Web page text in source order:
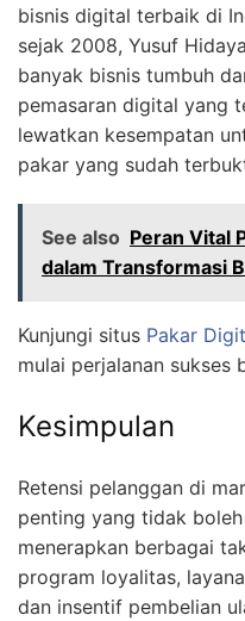
bisnis digital terbaik di
sejak 2008, Yusuf
banyak bisnis tumbuh
pemasaran digital yang
lewatkan kesempatan
pakar yang sudah
See also Peran Vital
dalam Transformasi
Kunjungi situs Pakar
mulai perjalanan sukses
Kesimpulan
Retensi pelanggan di
penting yang tidak
menerapkan berbagai
program loyalitas,
dan insentif pembelian